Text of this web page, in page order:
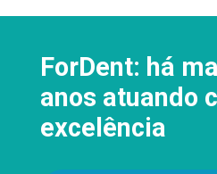
ForDent: há
anos atuando
excelência